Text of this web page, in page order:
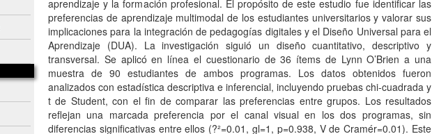
aprendizaje y la formación profesional. El propósito de este estudio fue identificar las
preferencias de aprendizaje multimodal de los estudiantes universitarios y valorar sus
implicaciones para la integración de pedagogías digitales y el Diseño Universal para el
Aprendizaje (DUA). La investigación siguió un diseño cuantitativo, descriptivo y
transversal. Se aplicó en línea el cuestionario de 36 ítems de Lynn O’Brien a una
muestra de 90 estudiantes de ambos programas. Los datos obtenidos fueron
analizados con estadística descriptiva e inferencial, incluyendo pruebas chi-cuadrada y
t de Student, con el fin de comparar las preferencias entre grupos. Los resultados
reflejan una marcada preferencia por el canal visual en los dos programas, sin
diferencias significativas entre ellos (?²=0.01, gl=1, p=0.938, V de Cramér=0.01). Este